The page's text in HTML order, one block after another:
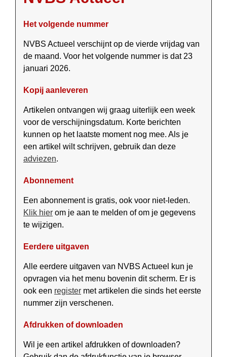
Het volgende nummer
NVBS Actueel verschijnt op de vierde vrijdag van
de maand. Voor het volgende nummer is dat 23
januari 2026.
Kopij aanleveren
Artikelen ontvangen wij graag uiter­lijk een week
voor de ver­schij­nings­datum. Korte berichten
kunnen op het laatste moment nog mee. Als je
een artikel wilt schrijven, gebruik dan deze
adviezen.
Abonnement
Een abonnement is gratis, ook voor niet-leden.
Klik hier om je aan te melden of om je gegevens
te wijzigen.
Eerdere uitgaven
Alle eerdere uitgaven van NVBS Actueel kun je
opvragen via het menu bovenin dit scherm. Er is
ook een register met artikelen die sinds het eerste
nummer zijn verschenen.
Afdrukken of downloaden
Wil je een artikel afdrukken of down­loaden?